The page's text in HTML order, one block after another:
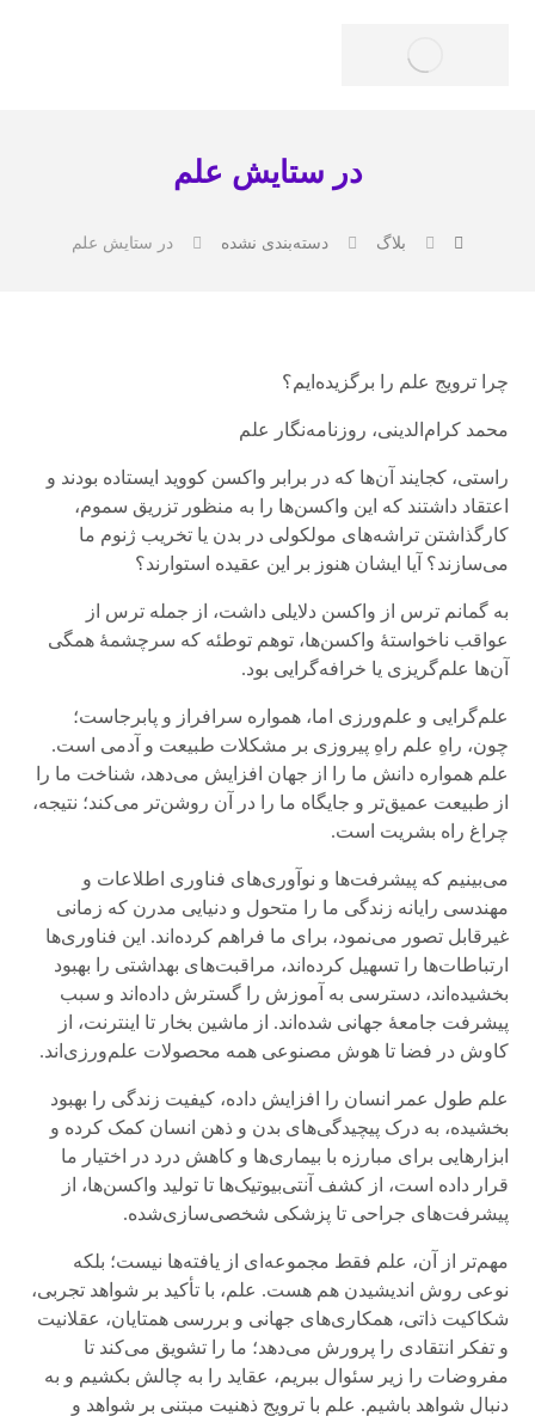
در ستایش علم
بلاگ دسته‌بندی نشده در ستایش علم
چرا ترویج علم را برگزیده‌ایم؟
محمد کرام‌الدینی، روزنامه‌نگار علم
راستی، کجایند آن‌ها که در برابر واکسن کووید ایستاده بودند و
اعتقاد داشتند که این واکسن‌ها را به منظور تزریق سموم،
کارگذاشتن تراشه‌های مولکولی در بدن‌ یا تخریب ژنوم ما
می‌سازند؟ آیا ایشان هنوز بر این عقیده استوارند؟
به گمانم ترس از واکسن دلایلی داشت، از جمله ترس از
عواقب ناخواستهٔ واکسن‌ها، توهم توطئه که سرچشمهٔ همگی
آن‌ها علم‌گریزی یا خرافه‌گرایی بود.
علم‌گرایی و علم‌ورزی اما، همواره سرافراز و پابرجاست؛
چون، راهِ علم راهِ پیروزی بر مشکلات طبیعت و آدمی است.
علم همواره دانش ما را از جهان افزایش می‌دهد، شناخت ما را
از طبیعت عمیق‌تر و جایگاه ما را در آن روشن‌تر می‌کند؛ نتیجه،
چراغ راه بشریت است.
می‌بینیم که پیشرفت‌ها و نوآوری‌های فناوری اطلاعات و
مهندسی رایانه زندگی ما را متحول و دنیایی مدرن که زمانی
غیرقابل تصور می‌نمود، برای ما فراهم کرده‌اند. این فناوری‌ها
ارتباطات‌ها را تسهیل کرده‌اند، مراقبت‌های بهداشتی را بهبود
بخشیده‌اند، دسترسی به آموزش را گسترش داده‌اند و سبب
پیشرفت جامعهٔ جهانی شده‌اند. از ماشین بخار تا اینترنت، از
کاوش در فضا تا هوش مصنوعی همه محصولات علم‌ورزی‌اند.
علم طول عمر انسان را افزایش داده، کیفیت زندگی را بهبود
بخشیده، به درک پیچیدگی‌های بدن و ذهن انسان کمک کرده و
ابزارهایی برای مبارزه با بیماری‌ها و کاهش درد در اختیار ما
قرار داده است، از کشف آنتی‌بیوتیک‌ها تا تولید واکسن‌ها، از
پیشرفت‌های جراحی تا پزشکی شخصی‌سازی‌شده.
مهم‌تر از آن، علم فقط مجموعه‌ای از یافته‌ها نیست؛ بلکه
نوعی روش اندیشیدن هم هست. علم، با تأکید بر شواهد تجربی،
شکاکیت ذاتی، همکاری‌های جهانی و بررسی همتایان، عقلانیت
و تفکر انتقادی را پرورش می‌دهد؛ ما را تشویق می‌کند تا
مفروضات را زیر سئوال ببریم، عقاید را به چالش بکشیم و به
دنبال شواهد باشیم. علم با ترویج ذهنیت مبتنی بر شواهد و